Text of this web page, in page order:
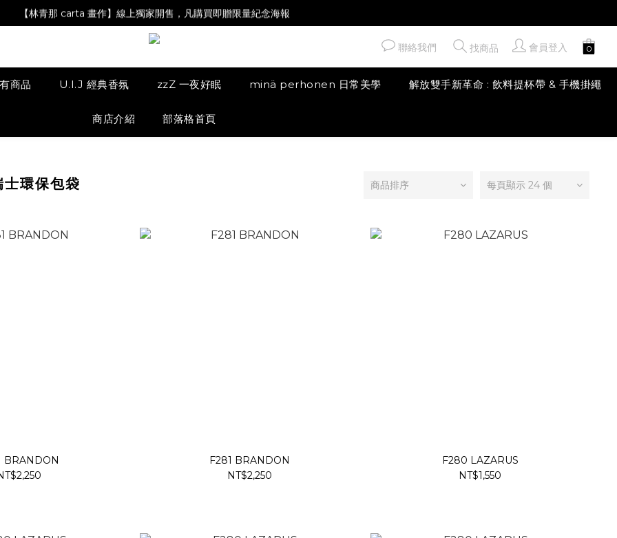
【Magazine B】單筆消費滿NT$2,000，即贈閱讀禮物明信片組
【林青那 carta 畫作】線上獨家開售，凡購買即贈限量紀念海報
【夏日降溫🧊對策單品】系列商品滿額現折 NT$300！
【Magazine B】單筆消費滿NT$2,000，即贈閱讀禮物明信片組
聯絡我們 找商品 會員登入
商品 U.I.J 經典香氛 zzZ 一夜好眠 minä perhonen 日常美學 解放雙手新革命 : 飲料提杯帶 & 手機掛繩
商店介紹 部落格首頁
環保包袋 商品排序 每頁顯示 24 個
BRANDON
F281 BRANDON
NT$2,250
F280 LAZARUS
NT$1,550